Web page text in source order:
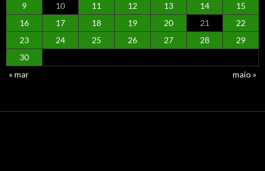
9
10 11 12 13 14
15
16
17 18 19 20 21
22
23
24 25 26 27 28
29
30
« mar
maio »